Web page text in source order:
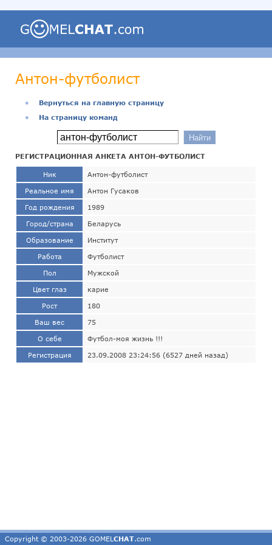
Антон-футболист
●
Вернуться на главную страницу
●
На страницу команд
РЕГИСТРАЦИОННАЯ АНКЕТА АНТОН-ФУТБОЛИСТ
Ник Антон-футболист
Реальное имя Антон Гусаков
Год рождения 1989
Город/страна Беларусь
Образование Институт
Работа Футболист
Пол Мужской
Цвет глаз карие
Рост 180
Ваш вес 75
О себе Футбол-моя жизнь !!!
Регистрация 23.09.2008 23:24:56 (6527 дней назад)
Copyright © 2003-2026 GOMEL CHAT.com